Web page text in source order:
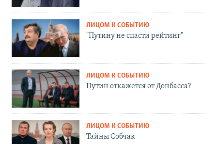
ЛИЦОМ К СОБЫТИЮ
"Путину не спасти рейтинг"
ЛИЦОМ К СОБЫТИЮ
Путин откажется от Донбасса?
ЛИЦОМ К СОБЫТИЮ
Тайны Собчак